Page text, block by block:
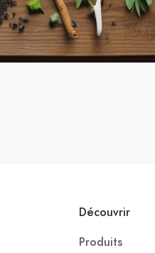
Découvrir
Produits